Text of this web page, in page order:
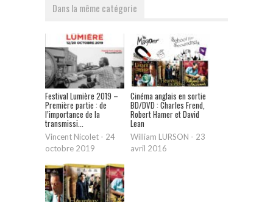
Dans la même catégorie
Festival Lumière 2019 –
Première partie : de
l’importance de la
transmissi...
Vincent Nicolet - 24
octobre 2019
Cinéma anglais en sortie
BD/DVD : Charles Frend,
Robert Hamer et David
Lean
William LURSON - 23
avril 2016